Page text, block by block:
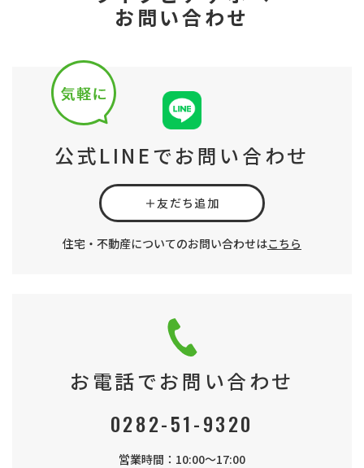
お問い合わせ
公式LINEでお問い合わせ
＋友だち追加
住宅・不動産についてのお問い合わせはこちら
お電話でお問い合わせ
0282-51-9320
営業時間：10:00～17:00